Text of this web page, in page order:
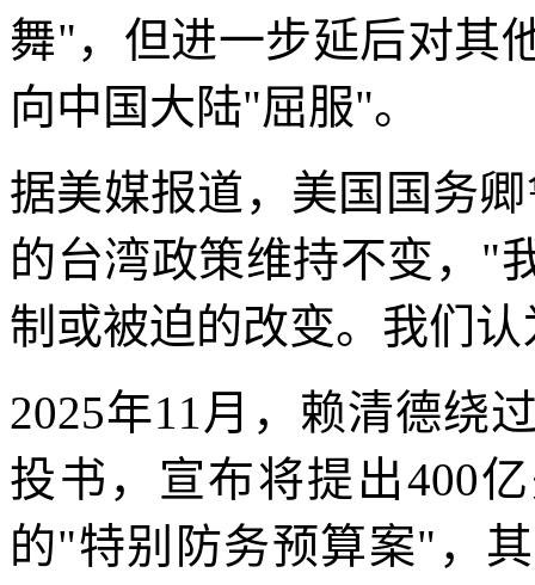
舞"，但进一步延后对其
向中国大陆"屈服"。
据美媒报道，美国国务
的台湾政策维持不变，"
制或被迫的改变。我们
2025年11月，赖清德绕
投书，宣布将提出400
的"特别防务预算案"，